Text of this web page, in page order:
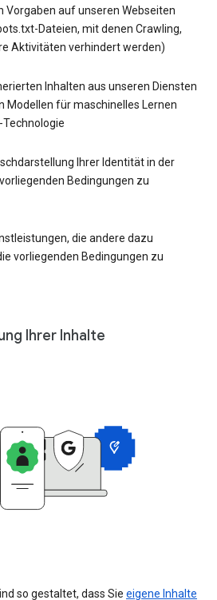
Vorgaben auf unseren Webseiten
Dateien, mit denen Crawling,
Aktivitäten verhindert werden)
Inhalten aus unseren Diensten
Modellen für maschinelles Lernen
Ihrer Identität in der
Bedingungen zu
die andere dazu
vorliegenden Bedingungen zu
Ihrer Inhalte
so gestaltet, dass Sie eigene Inhalte